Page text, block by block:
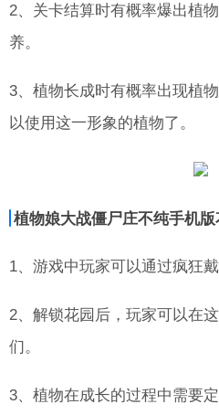
2、关卡结算时有概率爆出植
养。
3、植物长成时有概率出现植
以使用这一形象的植物了。
植物娘大战僵尸庄不纯手机
1、游戏中玩家可以通过疯狂
2、解锁花园后，玩家可以在
们。
3、植物在成长的过程中需要